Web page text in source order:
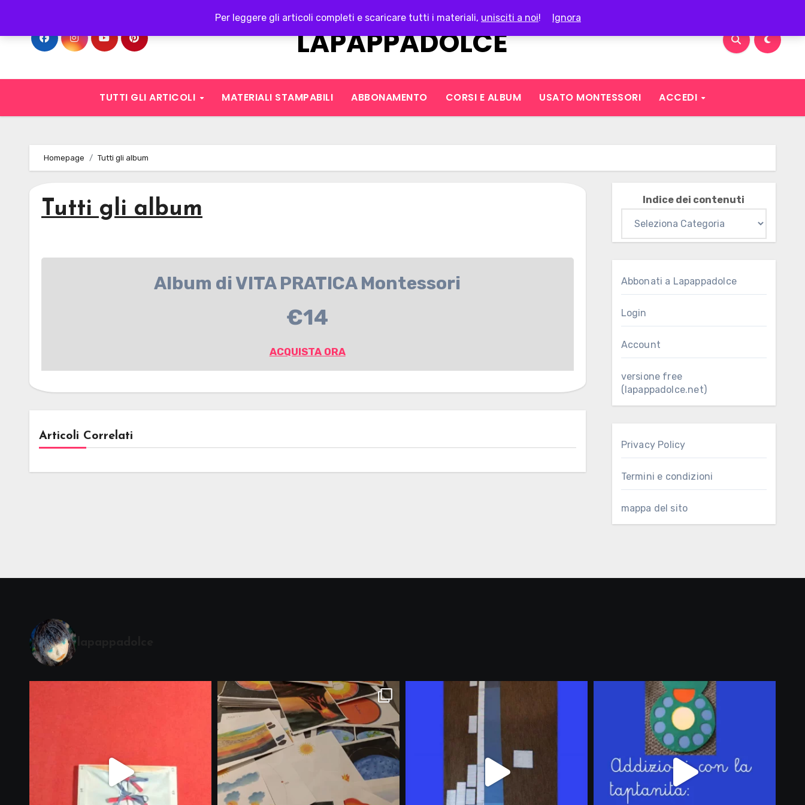
Per leggere gli articoli completi e scaricare tutti i materiali, unisciti a noi! Ignora
content
LAPAPPADOLCE
TUTTI GLI ARTICOLI MATERIALI STAMPABILI ABBONAMENTO CORSI E ALBUM USATO MONTESSORI ACCEDI
Homepage Tutti gli album
Tutti gli album
Album di VITA PRATICA Montessori
€14
ACQUISTA ORA
Articoli Correlati
Indice dei contenuti
Abbonati a Lapappadolce
Login
Account
versione free
(lapappadolce.net)
Privacy Policy
Termini e condizioni
mappa del sito